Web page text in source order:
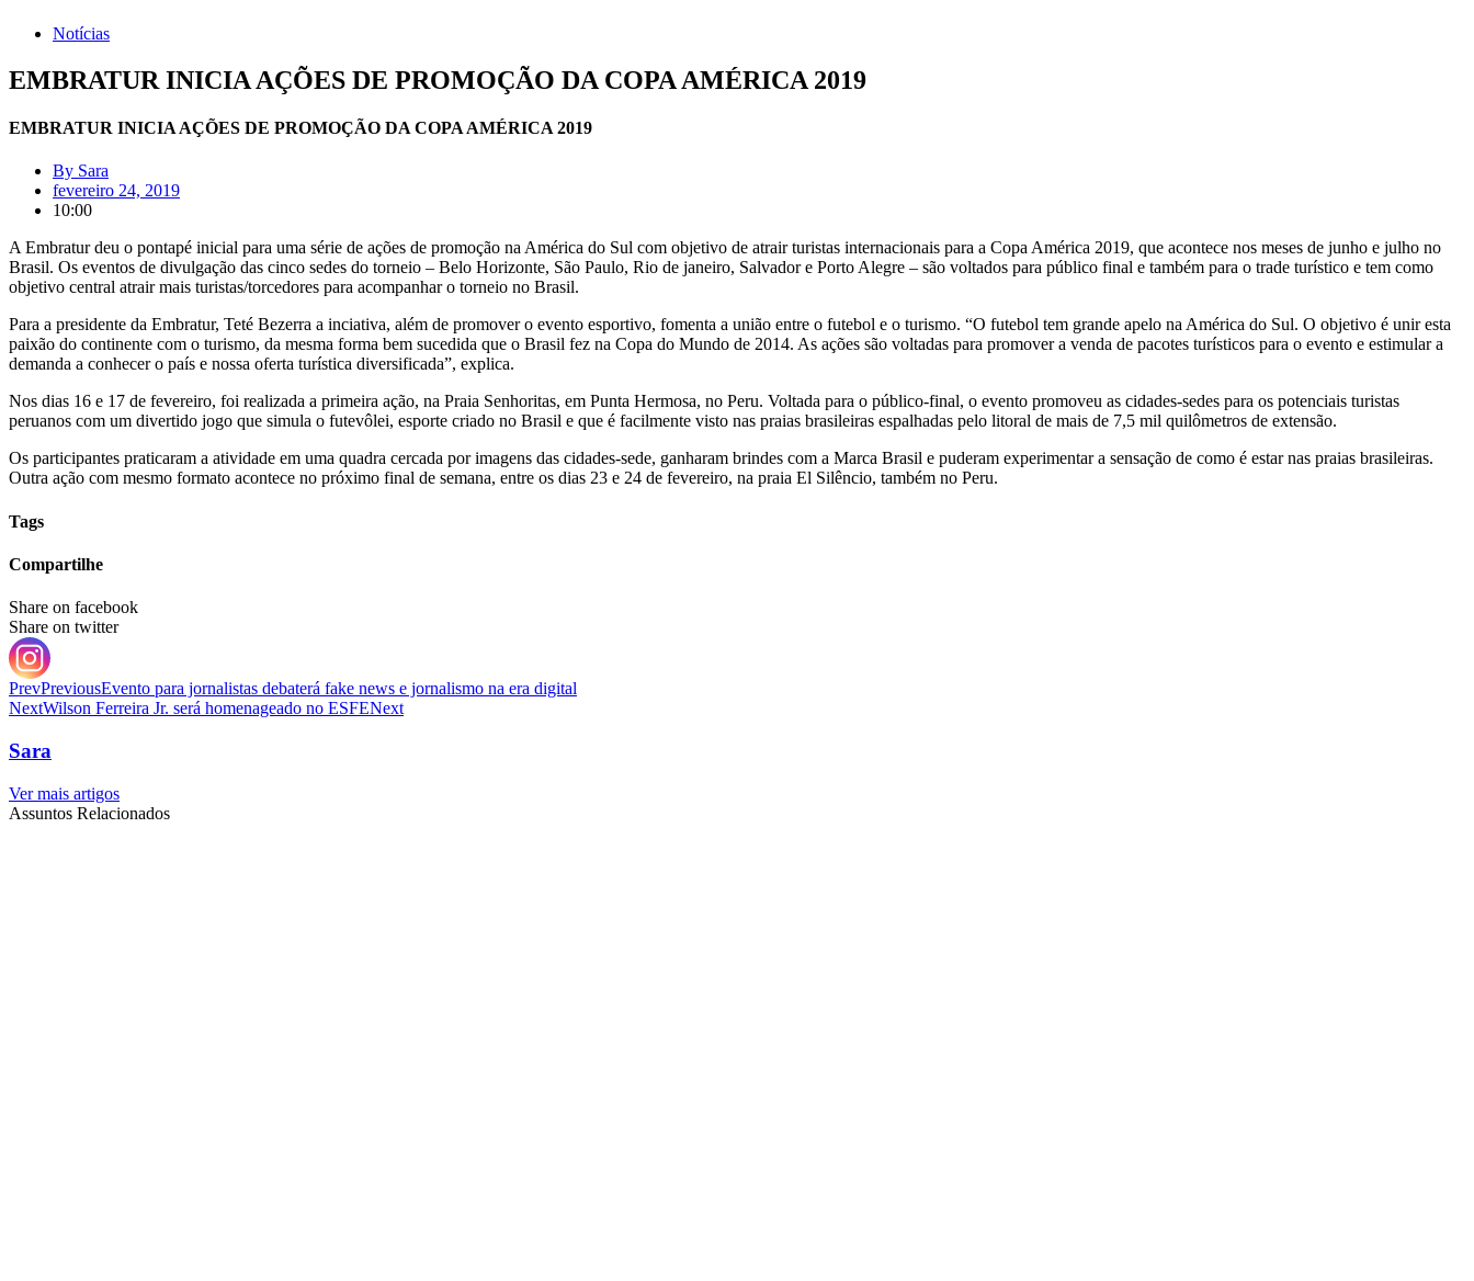
Notícias
EMBRATUR INICIA AÇÕES DE PROMOÇÃO DA COPA AMÉRICA 2019
EMBRATUR INICIA AÇÕES DE PROMOÇÃO DA COPA AMÉRICA 2019
By Sara
fevereiro 24, 2019
10:00
A Embratur deu o pontapé inicial para uma série de ações de promoção na América do Sul com objetivo de atrair turistas internacionais para a Copa América 2019, que acontece nos meses de junho e julho no
Brasil. Os eventos de divulgação das cinco sedes do torneio – Belo Horizonte, São Paulo, Rio de janeiro, Salvador e Porto Alegre – são voltados para público final e também para o trade turístico e tem como
objetivo central atrair mais turistas/torcedores para acompanhar o torneio no Brasil.
Para a presidente da Embratur, Teté Bezerra a inciativa, além de promover o evento esportivo, fomenta a união entre o futebol e o turismo. “O futebol tem grande apelo na América do Sul. O objetivo é unir esta
paixão do continente com o turismo, da mesma forma bem sucedida que o Brasil fez na Copa do Mundo de 2014. As ações são voltadas para promover a venda de pacotes turísticos para o evento e estimular a
demanda a conhecer o país e nossa oferta turística diversificada”, explica.
Nos dias 16 e 17 de fevereiro, foi realizada a primeira ação, na Praia Senhoritas, em Punta Hermosa, no Peru. Voltada para o público-final, o evento promoveu as cidades-sedes para os potenciais turistas
peruanos com um divertido jogo que simula o futevôlei, esporte criado no Brasil e que é facilmente visto nas praias brasileiras espalhadas pelo litoral de mais de 7,5 mil quilômetros de extensão.
Os participantes praticaram a atividade em uma quadra cercada por imagens das cidades-sede, ganharam brindes com a Marca Brasil e puderam experimentar a sensação de como é estar nas praias brasileiras.
Outra ação com mesmo formato acontece no próximo final de semana, entre os dias 23 e 24 de fevereiro, na praia El Silêncio, também no Peru.
Tags
Compartilhe
Share on facebook
Share on twitter
PrevPreviousEvento para jornalistas debaterá fake news e jornalismo na era digital
NextWilson Ferreira Jr. será homenageado no ESFENext
Sara
Ver mais artigos
Assuntos Relacionados